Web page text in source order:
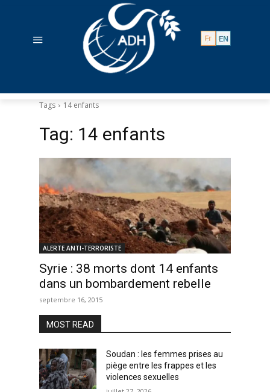
Tags 14 enfants
Tag: 14 enfants
ALERTE ANTI-TERRORISTE
Syrie : 38 morts dont 14 enfants
dans un bombardement rebelle
septembre 16, 2015
MOST READ
Soudan : les femmes prises au
piège entre les frappes et les
violences sexuelles